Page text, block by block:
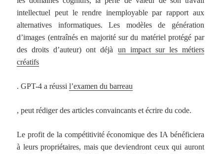
intellectuel peut le rendre inemployable par rapport aux
alternatives informatiques. Les modèles de génération
d’images (entraînés en majorité sur du matériel protégé par
des droits d’auteur) ont déjà un impact sur les métiers
créatifs
. GPT-4 a réussil’examen du barreau
, peut rédiger des articles convaincants et écrire du code.
Le profit de la compétitivité économique des IA bénéficiera
à leurs propriétaires, mais que deviendront ceux qui auront